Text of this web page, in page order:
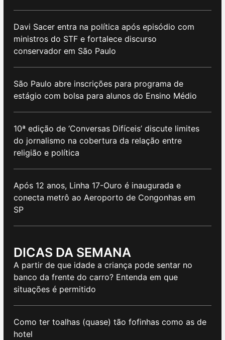
Davi Sacer entra na política após episódio com
ministros do STF e fortalece discurso
conservador em São Paulo
São Paulo abre inscrições para programa de
estágio com bolsa para alunos do Ensino Médio
10ª edição de ‘Conversas Difíceis’ discute limites
do jornalismo na cobertura da relação entre
religião e política
Após 12 anos, Linha 17-Ouro é inaugurada e
conecta metrô ao Aeroporto de Congonhas em
SP
DICAS DA SEMANA
A partir de que idade a criança pode sentar no
banco da frente do carro? Entenda em que
situações é permitido
Como ter toalhas (quase) tão fofinhas como as de
hotel